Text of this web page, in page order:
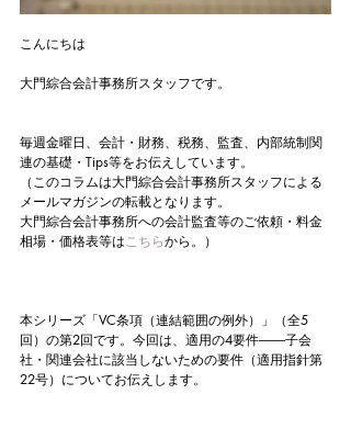
こんにちは
大門綜合会計事務所スタッフです。
毎週金曜日、会計・財務、税務、監査、内部統制関
連の基礎・Tips等をお伝えしています。
（このコラムは大門綜合会計事務所スタッフによる
メールマガジンの転載となります。
大門綜合会計事務所への会計監査等のご依頼・料金
相場・価格表等はこちらから。）
本シリーズ「VC条項（連結範囲の例外）」（全5
回）の第2回です。今回は、適用の4要件――子会
社・関連会社に該当しないための要件（適用指針第
22号）についてお伝えします。